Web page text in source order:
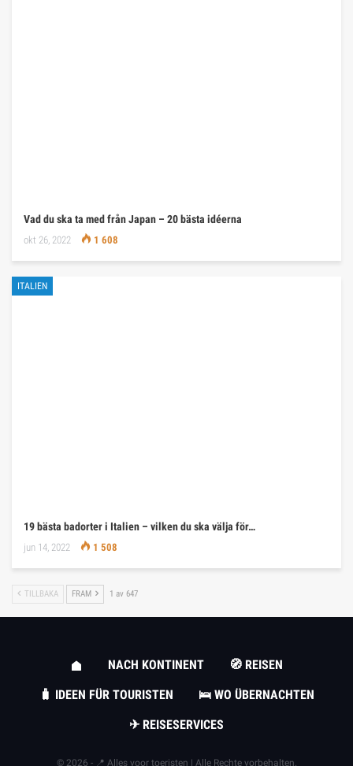
Vad du ska ta med från Japan – 20 bästa idéerna
okt 26, 2022 1 608
ITALIEN
19 bästa badorter i Italien – vilken du ska välja för…
jun 14, 2022 1 508
TILLBAKA FRAM 1 av 647
NACH KONTINENT
🧭 REISEN
🧳 IDEEN FÜR TOURISTEN
🛌 WO ÜBERNACHTEN
✈ REISESERVICES
© 2026 - 📍 Alles voor toeristen | Alle Rechte vorbehalten.